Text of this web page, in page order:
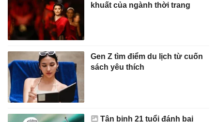
khuất của ngành thời trang
Gen Z tìm điểm du lịch từ cuốn
sách yêu thích
Tân binh 21 tuổi đánh bại